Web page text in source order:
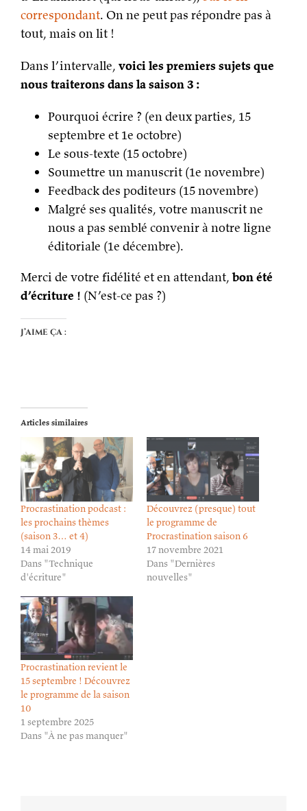
correspondant. On ne peut pas répondre pas à
tout, mais on lit !
Dans l’intervalle, voici les premiers sujets que
nous traiterons dans la saison 3 :
Pourquoi écrire ? (en deux parties, 15
septembre et 1e octobre)
Le sous-texte (15 octobre)
Soumettre un manuscrit (1e novembre)
Feedback des poditeurs (15 novembre)
Malgré ses qualités, votre manuscrit ne
nous a pas semblé convenir à notre ligne
éditoriale (1e décembre).
Merci de votre fidélité et en attendant,bon été
d’écriture ! (N’est-ce pas ?)
J’aime ça :
Articles similaires
Procrastination podcast :
les prochains thèmes
(saison 3… et 4)
14 mai 2019
Dans "Technique
d'écriture"
Découvrez (presque) tout
le programme de
Procrastination saison 6
17 novembre 2021
Dans "Dernières
nouvelles"
Procrastination revient le
15 septembre ! Découvrez
le programme de la saison
10
1 septembre 2025
Dans "À ne pas manquer"